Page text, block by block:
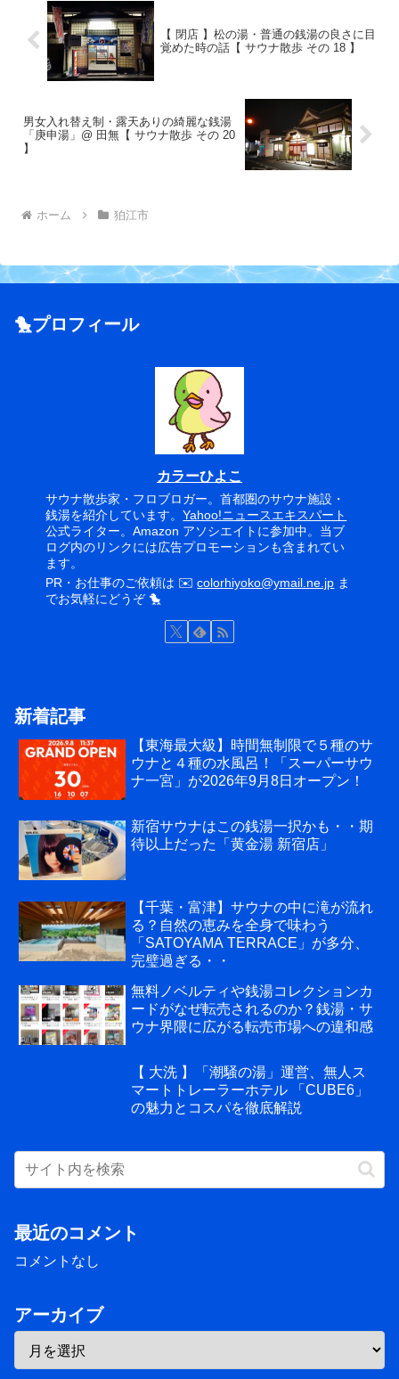
【 閉店 】松の湯・普通の銭湯の良さに目
覚めた時の話【 サウナ散歩 その 18 】
男女入れ替え制・露天ありの綺麗な銭湯
「庚申湯」@ 田無【 サウナ散歩 その 20
】
ホーム 狛江市
🐤プロフィール
カラーひよこ
サウナ散歩家・フロブロガー。首都圏のサウナ施設・
銭湯を紹介しています。Yahoo!ニュースエキスパート
公式ライター。Amazon アソシエイトに参加中。当ブ
ログ内のリンクには広告プロモーションも含まれてい
ます。
PR・お仕事のご依頼は ✉️colorhiyoko@ymail.ne.jp ま
でお気軽にどうぞ 🐤
新着記事
【東海最大級】時間無制限で５種のサ
ウナと４種の水風呂！「スーパーサウ
ナ一宮」が2026年9月8日オープン！
新宿サウナはこの銭湯一択かも・・期
待以上だった「黄金湯 新宿店」
【千葉・富津】サウナの中に滝が流れ
る？自然の恵みを全身で味わう
「SATOYAMA TERRACE」が多分、
完璧過ぎる・・
無料ノベルティや銭湯コレクションカ
ードがなぜ転売されるのか？銭湯・サ
ウナ界隈に広がる転売市場への違和感
【 大洗 】「潮騒の湯」運営、無人ス
マートトレーラーホテル 「CUBE6」
の魅力とコスパを徹底解説
最近のコメント
コメントなし
アーカイブ